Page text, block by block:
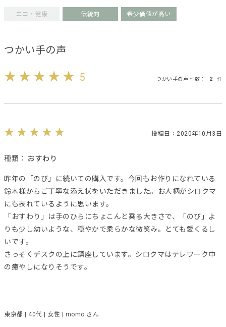
エコ・健康 伝統的 希少価値が高い
つかい手の声
5 つかい手の声 件数： 2 件
投稿日：2020年10月3日
種類： おすわり
昨年の「のび」に続いての購入です。今回もお作りになれている
鈴木様からご丁寧な添え状をいただきました。お人柄がシロクマ
にも表れているように思います。
「おすわり」は手のひらにちょこんと乗る大きさで、「のび」よ
りも少し幼いような、穏やかで柔らかな微笑み。とても愛くるし
いです。
さっそくデスクの上に鎮座しています。シロクマはテレワーク中
の癒やしになりそうです。
東京都 | 40代 | 女性 | momo さん